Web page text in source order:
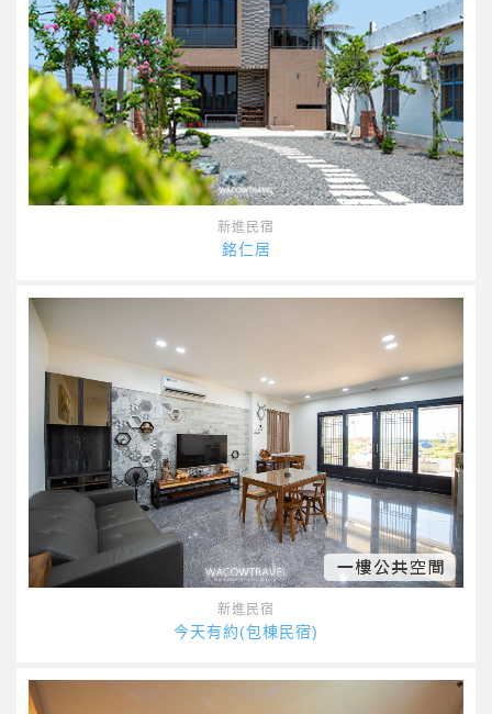
新進民宿
銘仁居
新進民宿
今天有約(包棟民宿)